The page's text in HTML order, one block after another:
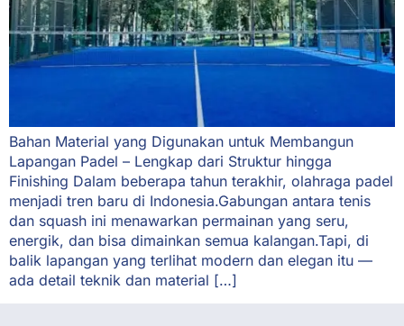
Bahan Material yang Digunakan untuk Membangun
Lapangan Padel – Lengkap dari Struktur hingga
Finishing Dalam beberapa tahun terakhir, olahraga padel
menjadi tren baru di Indonesia.Gabungan antara tenis
dan squash ini menawarkan permainan yang seru,
energik, dan bisa dimainkan semua kalangan.Tapi, di
balik lapangan yang terlihat modern dan elegan itu —
ada detail teknik dan material […]